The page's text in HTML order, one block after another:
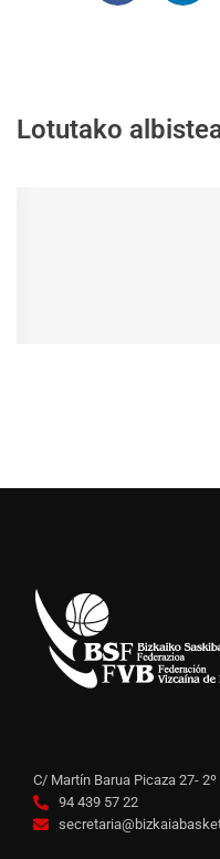
Lotutako
C/ Martín Barua Picaza 27-
94 439 57 22